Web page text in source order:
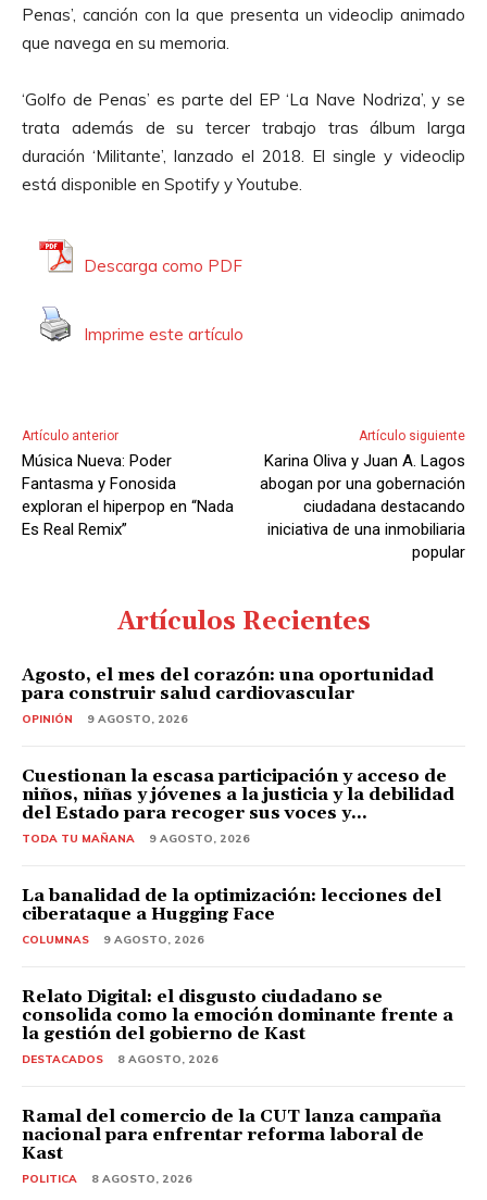
o
d
c
t
o
r
Penas’, canción con la que presenta un videoclip animado
que navega en su memoria.
‘Golfo de Penas’ es parte del EP‘La Nave Nodriza’, y se
trata además de su tercer trabajo tras álbum larga
duración ‘Militante’, lanzado el 2018. El single y videoclip
está disponible en Spotify y Youtube.
Descarga como PDF
Imprime este artículo
Artículo anterior
Música Nueva: Poder
Fantasma y Fonosida
exploran el hiperpop en “Nada
Es Real Remix”
Artículo siguiente
Karina Oliva y Juan A. Lagos
abogan por una gobernación
ciudadana destacando
iniciativa de una inmobiliaria
popular
Artículos Recientes
Agosto, el mes del corazón: una oportunidad
para construir salud cardiovascular
OPINIÓN 9 AGOSTO, 2026
Cuestionan la escasa participación y acceso de
niños, niñas y jóvenes a la justicia y la debilidad
del Estado para recoger sus voces y...
TODA TU MAÑANA 9 AGOSTO, 2026
La banalidad de la optimización: lecciones del
ciberataque a Hugging Face
COLUMNAS 9 AGOSTO, 2026
Relato Digital: el disgusto ciudadano se
consolida como la emoción dominante frente a
la gestión del gobierno de Kast
DESTACADOS 8 AGOSTO, 2026
Ramal del comercio de la CUT lanza campaña
nacional para enfrentar reforma laboral de
Kast
POLITICA 8 AGOSTO, 2026